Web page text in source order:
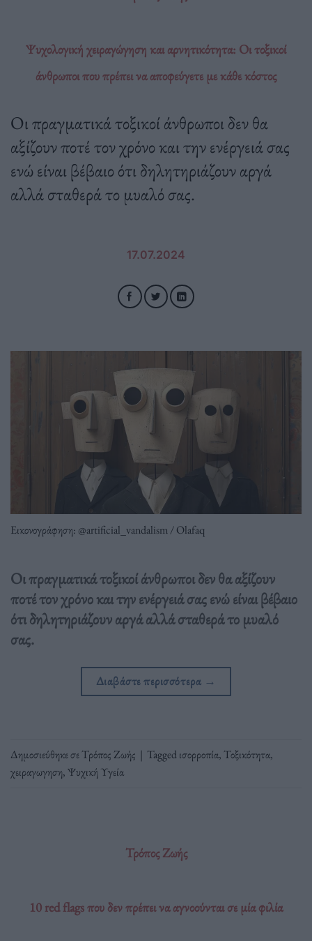
Ψυχολογική χειραγώγηση και αρνητικότητα: Οι τοξικοί
άνθρωποι που πρέπει να αποφεύγετε με κάθε κόστος
Οι πραγματικά τοξικοί άνθρωποι δεν θα
αξίζουν ποτέ τον χρόνο και την ενέργειά σας
ενώ είναι βέβαιο ότι δηλητηριάζουν αργά
αλλά σταθερά το μυαλό σας.
17.07.2024
Εικονογράφηση: @artificial_vandalism / Olafaq
Οι πραγματικά τοξικοί άνθρωποι δεν θα αξίζουν
ποτέ τον χρόνο και την ενέργειά σας ενώ είναι βέβαιο
ότι δηλητηριάζουν αργά αλλά σταθερά το μυαλό
σας.
Διαβάστε περισσότερα →
Δημοσιεύθηκε σεΤρόπος Ζωής | Taggedισορροπία, Τοξικότητα,
χειραγωγηση,Ψυχική Υγεία
Τρόπος Ζωής
10 red flags που δεν πρέπει να αγνοούνται σε μία φιλία